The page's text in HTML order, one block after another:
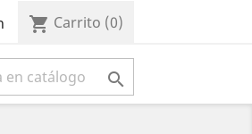
shopping_cart Carrito (0)
